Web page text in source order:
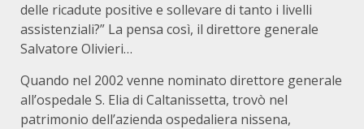
delle ricadute positive e sollevare di tanto i livelli
assistenziali?” La pensa così, il direttore generale
Salvatore Olivieri…
Quando nel 2002 venne nominato direttore generale
all’ospedale S. Elia di Caltanissetta, trovò nel
patrimonio dell’azienda ospedaliera nissena,